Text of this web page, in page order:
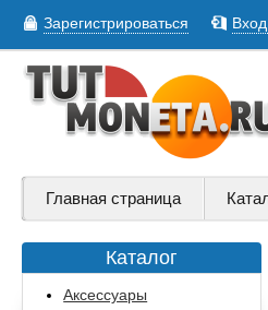
Зарегистрироваться
Главная страница
Каталог
Аксессуары